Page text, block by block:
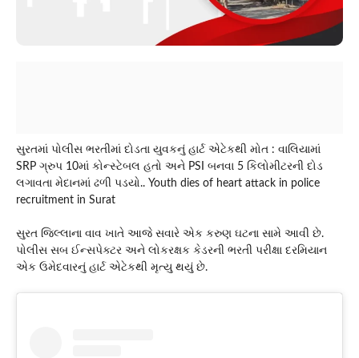
સુરતમાં પોલીસ ભરતીમાં દોડતા યુવકનું હાર્ટ એટેકથી મોત : વાલિયામાં
SRP ગ્રુપ 10માં કોન્સ્ટેબલ હતો અને PSI બનવા 5 કિલોમીટરની દોડ
લગાવતા મેદાનમાં ઢળી પડયો.. Youth dies of heart attack in police
recruitment in Surat
સુરત જિલ્લાના વાવ ખાતે આજે સવારે એક કરુણ ઘટના સામે આવી છે.
પોલીસ સબ ઈન્સપેક્ટર અને લોકરક્ષક કેડરની ભરતી પરીક્ષા દરમિયાન
એક ઉમેદવારનું હાર્ટ એટેકથી મૃત્યુ થયું છે.